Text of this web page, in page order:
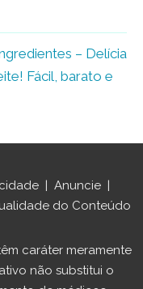
– Delícia
Fácil, barato e
Anuncie
do Conteúdo
caráter meramente
não substitui o